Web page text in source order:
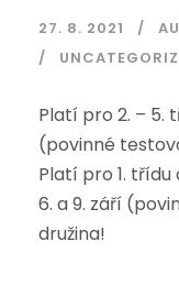
27. 8. 2021
Platí pro 2. – 5.
(povinné
Platí pro 1.
6. a 9. září
družina!